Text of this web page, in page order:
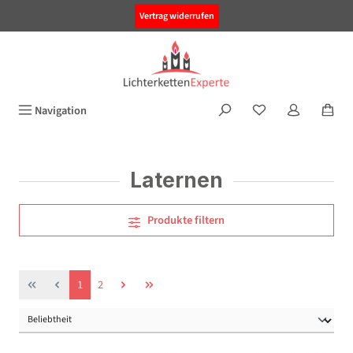
Vertrag widerrufen
Navigation
Laternen
Produkte filtern
Seite
1 Seite
2